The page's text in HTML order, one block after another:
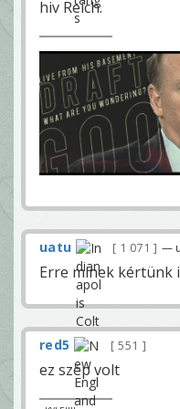
hiv Reich.
uatu 1 071 —
Erre minek kértünk
red5 551
ez szép volt